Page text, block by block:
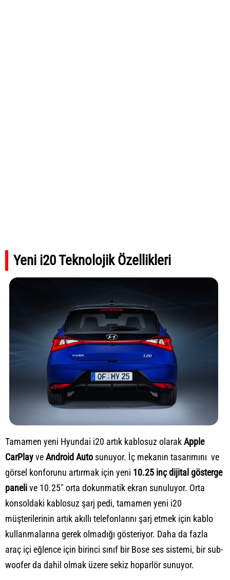
Yeni i20 Teknolojik Özellikleri
Tamamen yeni Hyundai i20 artık kablosuz olarakApple
CarPlayveAndroid Auto sunuyor. İç mekanın tasarımını ve
görsel konforunu artırmak için yeni 10.25 inç dijital gösterge
panelive 10.25" orta dokunmatik ekran sunuluyor. Orta
konsoldaki kablosuz şarj pedi, tamamen yeni i20
müşterilerinin artık akıllı telefonlarını şarj etmek için kablo
kullanmalarına gerek olmadığı gösteriyor. Daha da fazla
araç içi eğlence için birinci sınıf bir Bose ses sistemi, bir sub-
woofer da dahil olmak üzere sekiz hoparlör sunuyor.